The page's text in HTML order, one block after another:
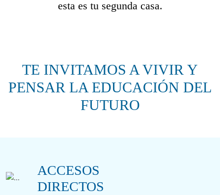
esta es tu segunda casa.
TE INVITAMOS A VIVIR Y
PENSAR LA EDUCACIÓN DEL
FUTURO
ACCESOS
DIRECTOS